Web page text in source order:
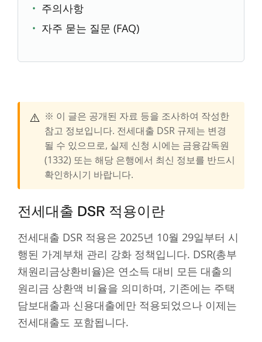
주의사항
자주 묻는 질문 (FAQ)
⚠️ ※ 이 글은 공개된 자료 등을 조사하여 작성한
참고 정보입니다. 전세대출 DSR 규제는 변경
될 수 있으므로, 실제 신청 시에는 금융감독원
(1332) 또는 해당 은행에서 최신 정보를 반드시
확인하시기 바랍니다.
전세대출 DSR 적용이란
전세대출 DSR 적용은 2025년 10월 29일부터 시
행된 가계부채 관리 강화 정책입니다. DSR(총부
채원리금상환비율)은 연소득 대비 모든 대출의
원리금 상환액 비율을 의미하며, 기존에는 주택
담보대출과 신용대출에만 적용되었으나 이제는
전세대출도 포함됩니다.